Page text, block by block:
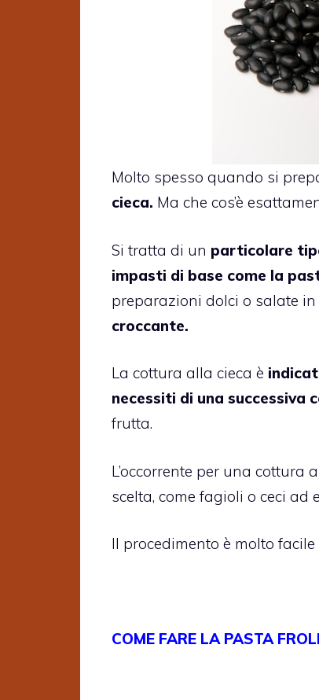
Molto spesso quando si
cieca. Ma che cos’è
Si tratta di un particolare
impasti di base come la
preparazioni dolci o salate
croccante.
La cottura alla cieca è
necessiti di una successiva
frutta.
L’occorrente per una cottura
scelta, come fagioli o ceci ad
Il procedimento è molto
COME FARE LA PASTA